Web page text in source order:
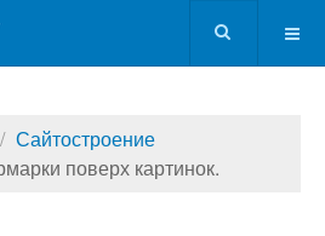
Сайтостроение
поверх картинок.